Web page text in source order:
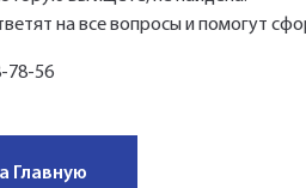
на все вопросы и помогут
78-56
Главную